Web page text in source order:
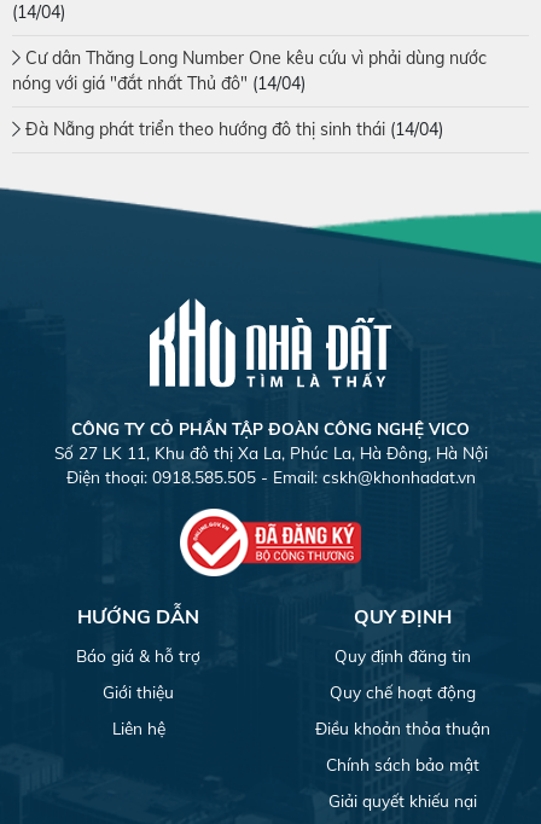
(14/04)
Cư dân Thăng Long Number One kêu cứu vì phải dùng nước
nóng với giá "đắt nhất Thủ đô" (14/04)
Đà Nẵng phát triển theo hướng đô thị sinh thái (14/04)
CÔNG TY CỎ PHẦN TẬP ĐOÀN CÔNG NGHỆ VICO
Số 27 LK 11, Khu đô thị Xa La, Phúc La, Hà Đông, Hà Nội
Điện thoại: 0918.585.505 - Email: cskh@khonhadat.vn
HƯỚNG DẪN
Báo giá & hỗ trợ
Giới thiệu
Liên hệ
QUY ĐỊNH
Quy định đăng tin
Quy chế hoạt động
Điều khoản thỏa thuận
Chính sách bảo mật
Giải quyết khiếu nại